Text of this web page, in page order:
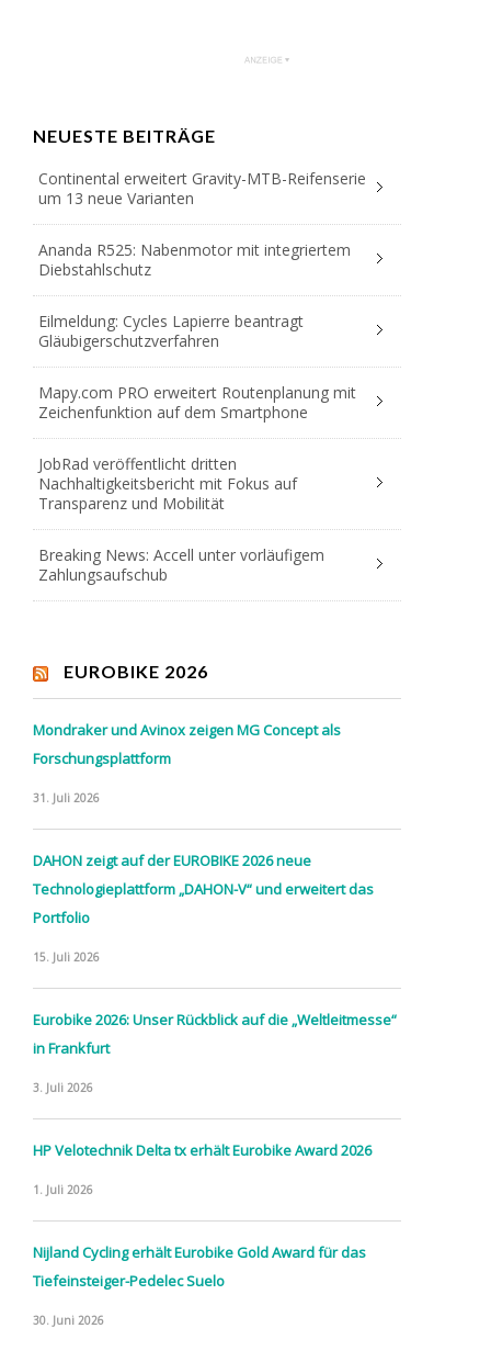
NEUESTE BEITRÄGE
Continental erweitert Gravity-MTB-Reifenserie
um 13 neue Varianten
Ananda R525: Nabenmotor mit integriertem
Diebstahlschutz
Eilmeldung: Cycles Lapierre beantragt
Gläubigerschutzverfahren
Mapy.com PRO erweitert Routenplanung mit
Zeichenfunktion auf dem Smartphone
JobRad veröffentlicht dritten
Nachhaltigkeitsbericht mit Fokus auf
Transparenz und Mobilität
Breaking News: Accell unter vorläufigem
Zahlungsaufschub
EUROBIKE 2026
Mondraker und Avinox zeigen MG Concept als
Forschungsplattform
31. Juli 2026
DAHON zeigt auf der EUROBIKE 2026 neue
Technologieplattform „DAHON-V“ und erweitert das
Portfolio
15. Juli 2026
Eurobike 2026: Unser Rückblick auf die „Weltleitmesse“
in Frankfurt
3. Juli 2026
HP Velotechnik Delta tx erhält Eurobike Award 2026
1. Juli 2026
Nijland Cycling erhält Eurobike Gold Award für das
Tiefeinsteiger-Pedelec Suelo
30. Juni 2026